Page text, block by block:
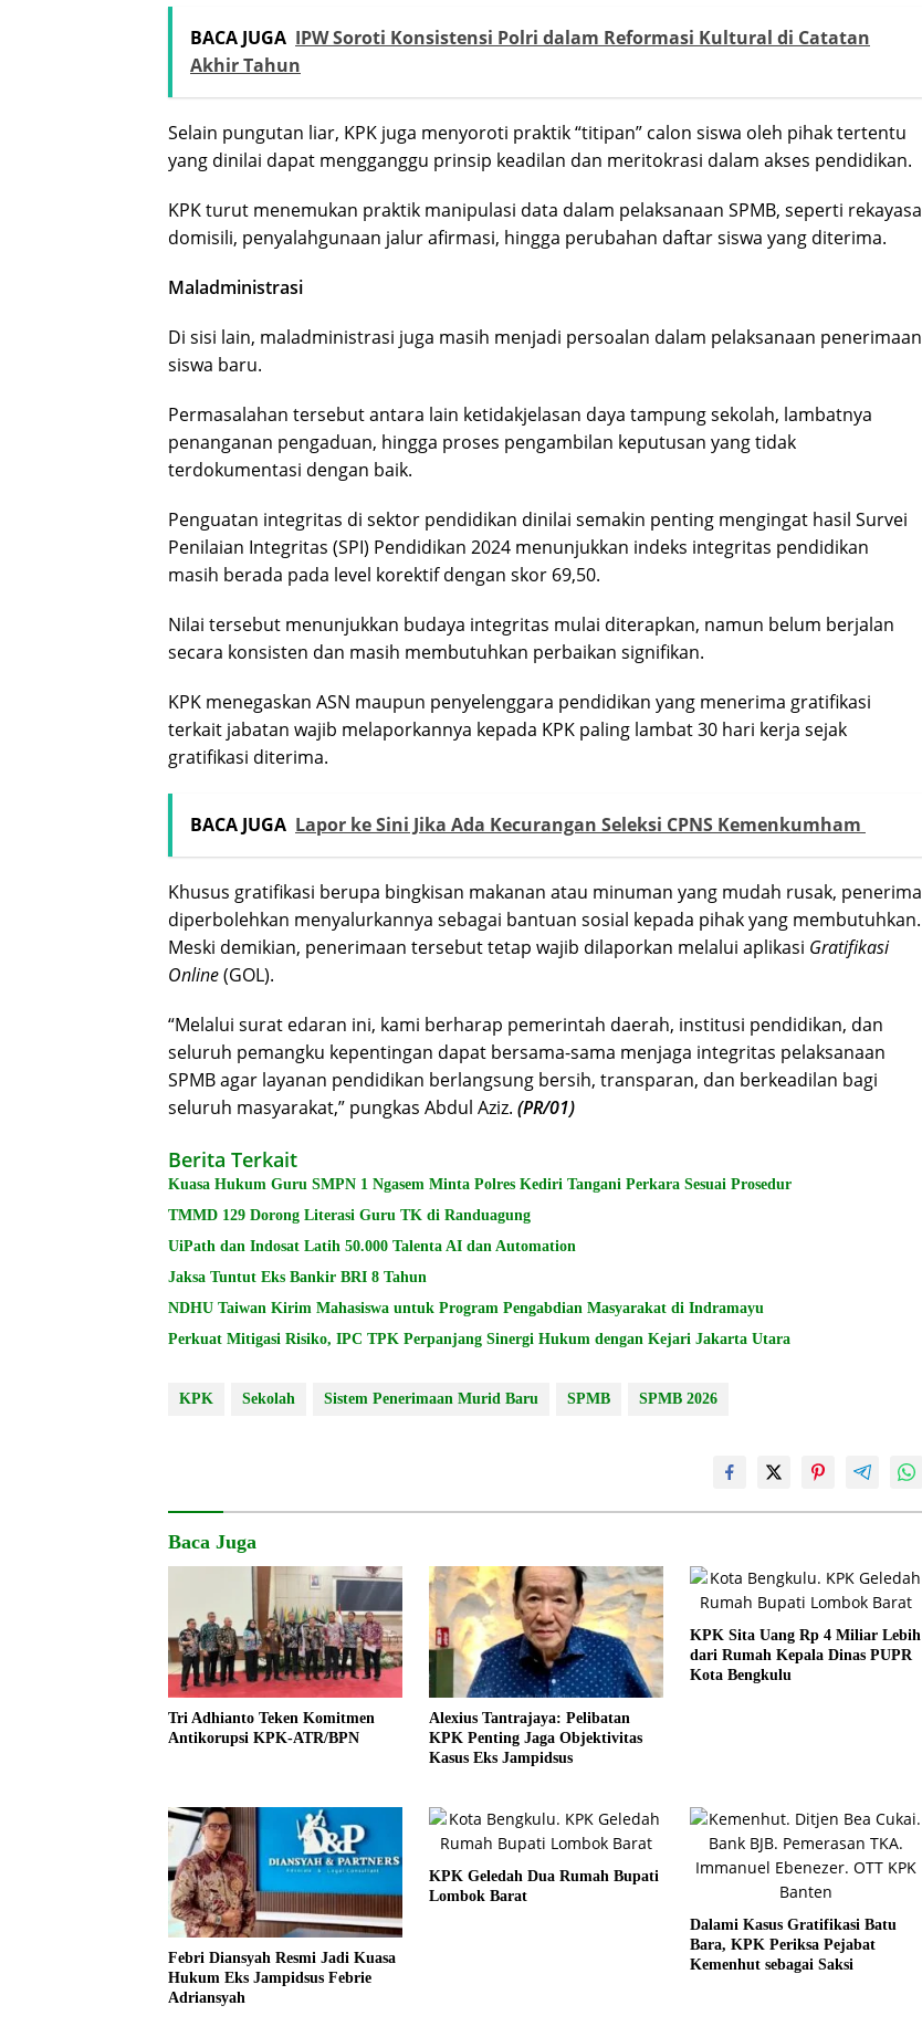
BACA JUGA IPW Soroti Konsistensi Polri dalam Reformasi Kultural di Catatan
Akhir Tahun
Selain pungutan liar, KPK juga menyoroti praktik “titipan” calon siswa oleh pihak tertentu
yang dinilai dapat mengganggu prinsip keadilan dan meritokrasi dalam akses pendidikan.
KPK turut menemukan praktik manipulasi data dalam pelaksanaan SPMB, seperti rekayasa
domisili, penyalahgunaan jalur afirmasi, hingga perubahan daftar siswa yang diterima.
Maladministrasi
Di sisi lain, maladministrasi juga masih menjadi persoalan dalam pelaksanaan penerimaan
siswa baru.
Permasalahan tersebut antara lain ketidakjelasan daya tampung sekolah, lambatnya
penanganan pengaduan, hingga proses pengambilan keputusan yang tidak
terdokumentasi dengan baik.
Penguatan integritas di sektor pendidikan dinilai semakin penting mengingat hasil Survei
Penilaian Integritas (SPI) Pendidikan 2024 menunjukkan indeks integritas pendidikan
masih berada pada level korektif dengan skor 69,50.
Nilai tersebut menunjukkan budaya integritas mulai diterapkan, namun belum berjalan
secara konsisten dan masih membutuhkan perbaikan signifikan.
KPK menegaskan ASN maupun penyelenggara pendidikan yang menerima gratifikasi
terkait jabatan wajib melaporkannya kepada KPK paling lambat 30 hari kerja sejak
gratifikasi diterima.
BACA JUGA Lapor ke Sini Jika Ada Kecurangan Seleksi CPNS Kemenkumham
Khusus gratifikasi berupa bingkisan makanan atau minuman yang mudah rusak, penerima
diperbolehkan menyalurkannya sebagai bantuan sosial kepada pihak yang membutuhkan.
Meski demikian, penerimaan tersebut tetap wajib dilaporkan melalui aplikasi Gratifikasi
Online(GOL).
“Melalui surat edaran ini, kami berharap pemerintah daerah, institusi pendidikan, dan
seluruh pemangku kepentingan dapat bersama-sama menjaga integritas pelaksanaan
SPMB agar layanan pendidikan berlangsung bersih, transparan, dan berkeadilan bagi
seluruh masyarakat,” pungkas Abdul Aziz. (PR/01)
Berita Terkait
Kuasa Hukum Guru SMPN 1 Ngasem Minta Polres Kediri Tangani Perkara Sesuai Prosedur
TMMD 129 Dorong Literasi Guru TK di Randuagung
UiPath dan Indosat Latih 50.000 Talenta AI dan Automation
Jaksa Tuntut Eks Bankir BRI 8 Tahun
NDHU Taiwan Kirim Mahasiswa untuk Program Pengabdian Masyarakat di Indramayu
Perkuat Mitigasi Risiko, IPC TPK Perpanjang Sinergi Hukum dengan Kejari Jakarta Utara
KPK Sekolah Sistem Penerimaan Murid Baru SPMB SPMB 2026
Baca Juga
Tri Adhianto Teken Komitmen
Antikorupsi KPK-ATR/BPN
Alexius Tantrajaya: Pelibatan
KPK Penting Jaga Objektivitas
Kasus Eks Jampidsus
KPK Sita Uang Rp 4 Miliar Lebih
dari Rumah Kepala Dinas PUPR
Kota Bengkulu
Febri Diansyah Resmi Jadi Kuasa
Hukum Eks Jampidsus Febrie
Adriansyah
KPK Geledah Dua Rumah Bupati
Lombok Barat
Dalami Kasus Gratifikasi Batu
Bara, KPK Periksa Pejabat
Kemenhut sebagai Saksi